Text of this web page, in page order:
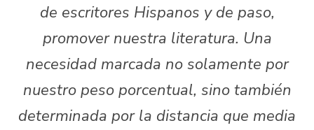
de escritores Hispanos y de paso,
promover nuestra literatura. Una
necesidad marcada no solamente por
nuestro peso porcentual, sino también
determinada por la distancia que media